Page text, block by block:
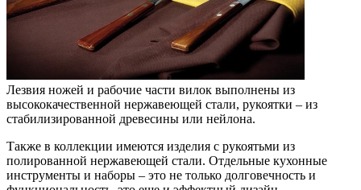
Лезвия ножей и рабочие части вилок выполнены из
высококачественной нержавеющей стали, рукоятки – из
стабилизированной древесины или нейлона.
Также в коллекции имеются изделия с рукоятьми из
полированной нержавеющей стали. Отдельные кухонные
инструменты и наборы – это не только долговечность и